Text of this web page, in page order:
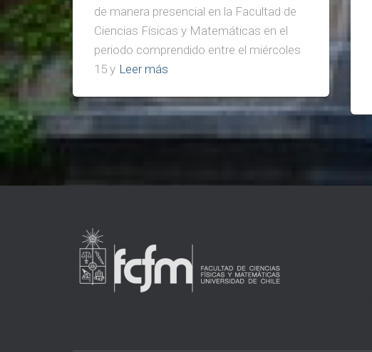
de manera presencial en la Facultad de
Ciencias Físicas y Matemáticas en el
periodo comprendido entre el miércoles
15 y Leer más